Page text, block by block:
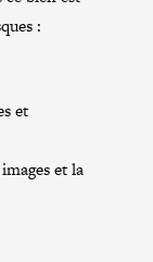
:
et
et la